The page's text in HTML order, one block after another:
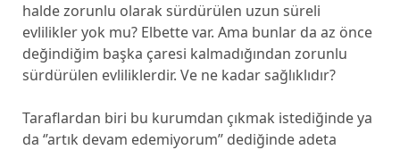
halde zorunlu olarak sürdürülen uzun süreli
evlilikler yok mu? Elbette var. Ama bunlar da az önce
değindiğim başka çaresi kalmadığından zorunlu
sürdürülen evliliklerdir. Ve ne kadar sağlıklıdır?
Taraflardan biri bu kurumdan çıkmak istediğinde ya
da ‘’artık devam edemiyorum’’ dediğinde adeta